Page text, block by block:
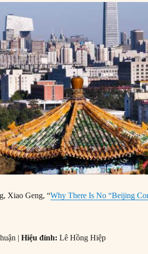
Xiao Geng, “Why There Is No “Beijing
|Hiệu đính:Lê Hồng Hiệp